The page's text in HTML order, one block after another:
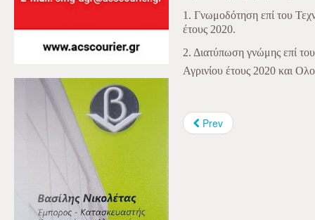
1. Γνωμοδότηση επί του
έτους 2020.
2. Διατύπωση γνώμης επί
Αγρινίου έτους 2020 και
Prev